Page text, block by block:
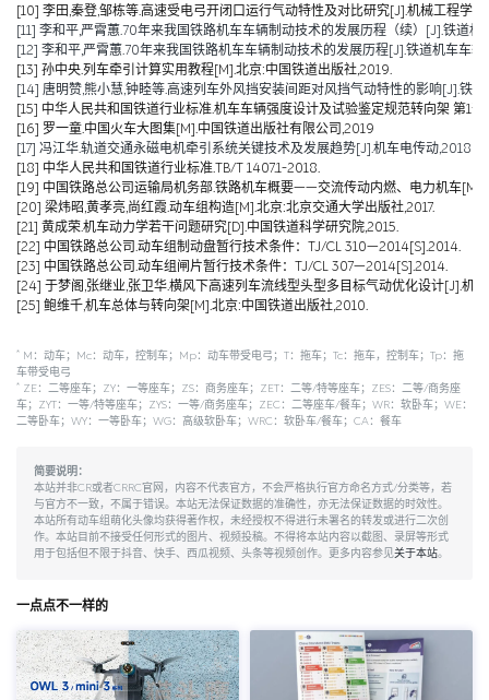
[10] 李田,秦登,邹栋等.高速受电弓开闭口运行气动特性及对比研究[J].机械工程学
[11] 李和平,严霄蕙.70年来我国铁路机车车辆制动技术的发展历程（续）[J].铁道
[12] 李和平,严霄蕙.70年来我国铁路机车车辆制动技术的发展历程[J].铁道机车车
[13] 孙中央.列车牵引计算实用教程[M].北京:中国铁道出版社,2019.
[14] 唐明赞,熊小慧,钟睦等.高速列车外风挡安装间距对风挡气动特性的影响[J].铁
[15] 中华人民共和国铁道行业标准.机车车辆强度设计及试验鉴定规范转向架 第1
[16] 罗一童.中国火车大图集[M].中国铁道出版社有限公司,2019
[17] 冯江华.轨道交通永磁电机牵引系统关键技术及发展趋势[J].机车电传动
[18] 中华人民共和国铁道行业标准.TB/T 1407.1-2018.
[19] 中国铁路总公司运输局机务部.铁路机车概要——交流传动内燃、电力机车[M].
[20] 梁炜昭,黄孝亮,尚红霞.动车组构造[M].北京:北京交通大学出版社,2017.
[21] 黄成荣.机车动力学若干问题研究[D].中国铁道科学研究院,2015.
[22] 中国铁路总公司.动车组制动盘暂行技术条件：TJ/CL 310—2014[S].2014.
[23] 中国铁路总公司.动车组闸片暂行技术条件：TJ/CL 307—2014[S].2014.
[24] 于梦阁,张继业,张卫华.横风下高速列车流线型头型多目标气动优化设计[J].机
[25] 鲍维千,机车总体与转向架[M].北京:中国铁道出版社,2010.
* M：动车；Mc：动车，控制车；Mp：动车带受电弓；T：拖车；Tc：拖车，控制车；Tp：拖
车带受电弓
* ZE：二等座车；ZY：一等座车；ZS：商务座车；ZET：二等/特等座车；ZES：二等/商务座
车；ZYT：一等/特等座车；ZYS：一等/商务座车；ZEC：二等座车/餐车；WR：软卧车；WE：
二等卧车；WY：一等卧车；WG：高级软卧车；WRC：软卧车/餐车；CA：餐车
简要说明：
本站并非CR或者CRRC官网，内容不代表官方，不会严格执行官方命名方式/分类等，若
与官方不一致，不属于错误。本站无法保证数据的准确性，亦无法保证数据的时效性。
本站所有动车组萌化头像均获得著作权，未经授权不得进行未署名的转发或进行二次创
作。本站目前不接受任何形式的图片、视频投稿。不得将本站内容以截图、录屏等形式
用于包括但不限于抖音、快手、西瓜视频、头条等视频创作。更多内容参见关于本站。
一点点不一样的